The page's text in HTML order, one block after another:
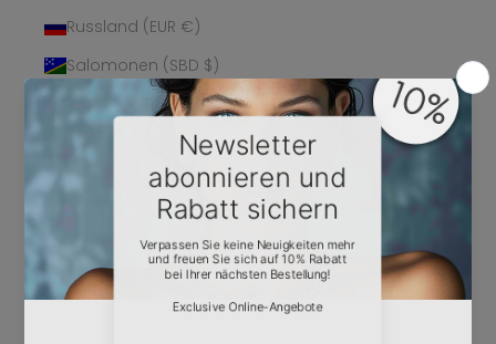
Russland (EUR €)
Salomonen (SBD $)
Sambia (EUR €)
Samoa (WST T)
San Marino (EUR €)
São Tomé und
Príncipe (STD Db)
Saudi-Arabien (SAR